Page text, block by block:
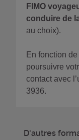
FIMO
conduire de
au choix).
En fonction
poursuivre
contact avec
3936.
D'autres